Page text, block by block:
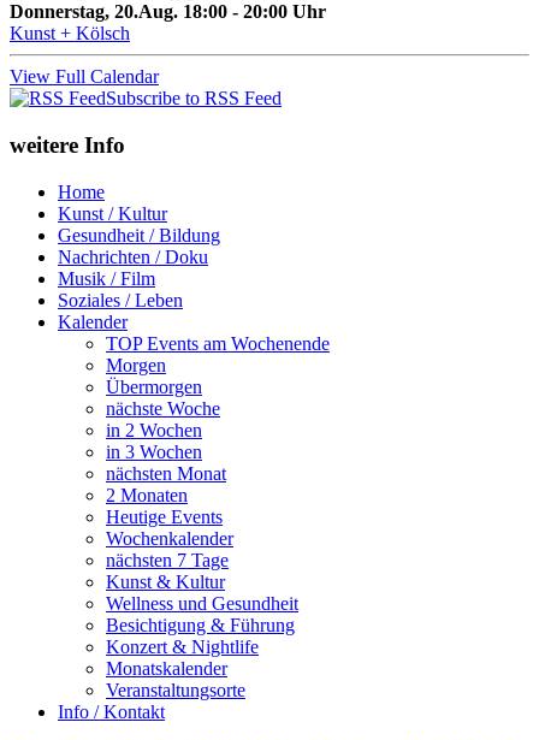
Donnerstag, 20.Aug. 18:00 - 20:00 Uhr
Kunst + Kölsch
View Full Calendar
Subscribe to RSS Feed
weitere Info
Home
Kunst / Kultur
Gesundheit / Bildung
Nachrichten / Doku
Musik / Film
Soziales / Leben
Kalender
TOP Events am Wochenende
Morgen
Übermorgen
nächste Woche
in 2 Wochen
in 3 Wochen
nächsten Monat
2 Monaten
Heutige Events
Wochenkalender
nächsten 7 Tage
Kunst & Kultur
Wellness und Gesundheit
Besichtigung & Führung
Konzert & Nightlife
Monatskalender
Veranstaltungsorte
Info / Kontakt